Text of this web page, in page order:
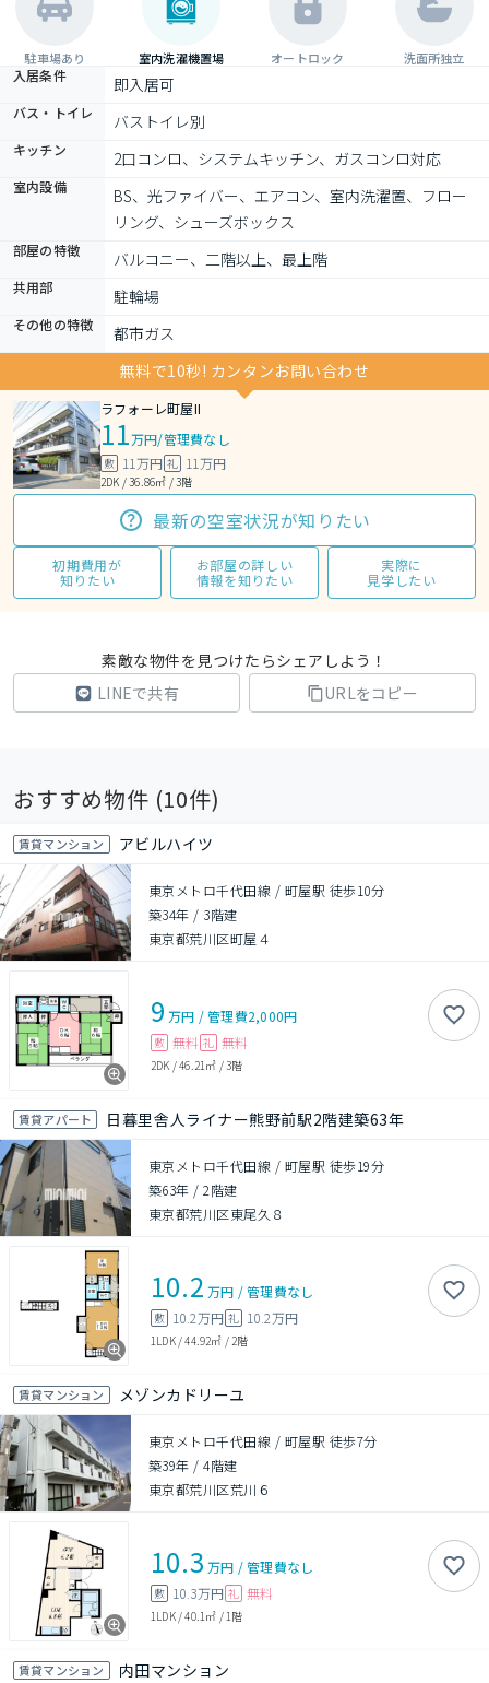
駐車場あり 室内洗濯機置場 オートロック 洗面所独立
入居条件 即入居可
バス・トイレ バストイレ別
キッチン 2口コンロ、システムキッチン、ガスコンロ対応
室内設備
BS、光ファイバー、エアコン、室内洗濯置、フロー
リング、シューズボックス
部屋の特徴 バルコニー、二階以上、最上階
共用部 駐輪場
その他の特徴
都市ガス
無料で10秒! カンタンお問い合わせ
ラフォーレ町屋II
11万円/管理費なし
敷 11万円 礼 11万円
2DK / 36.86㎡ / 3階
最新の空室状況が知りたい
初期費用が
知りたい
お部屋の詳しい
情報を知りたい
実際に
見学したい
素敵な物件を見つけたらシェアしよう！
LINEで共有
URLをコピー
おすすめ物件 (10件)
賃貸マンション アビルハイツ
東京メトロ千代田線 / 町屋駅 徒歩10分
築34年 / 3階建
東京都荒川区町屋４
9 万円 /管理費2,000円
敷 無料 礼 無料
2DK /46.21㎡ /3階
賃貸アパート 日暮里舎人ライナー熊野前駅2階建築63年
東京メトロ千代田線 / 町屋駅 徒歩19分
築63年 /2階建
東京都荒川区東尾久８
10.2 万円 /管理費なし
敷 10.2万円 礼 10.2万円
1LDK/44.92㎡ / 2階
賃貸マンション メゾンカドリーユ
東京メトロ千代田線 / 町屋駅 徒歩7分
築39年 /4階建
東京都荒川区荒川６
10.3 万円 /管理費なし
敷 10.3万円 礼 無料
1LDK/40.1㎡ / 1階
賃貸マンション 内田マンション